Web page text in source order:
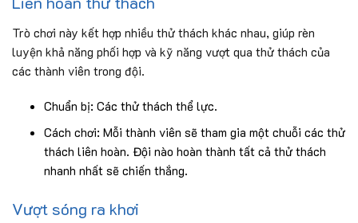
Trò chơi này kết hợp nhiều thử thách khác nhau, giúp rèn
luyện khả năng phối hợp và kỹ năng vượt qua thử thách của
các thành viên trong đội.
Chuẩn bị: Các thử thách thể lực.
Cách chơi: Mỗi thành viên sẽ tham gia một chuỗi các thử
thách liên hoàn. Đội nào hoàn thành tất cả thử thách
nhanh nhất sẽ chiến thắng.
Vượt sóng ra khơi